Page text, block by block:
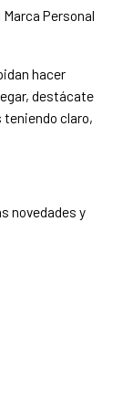
Personal
hacer
destácate
claro,
novedades y